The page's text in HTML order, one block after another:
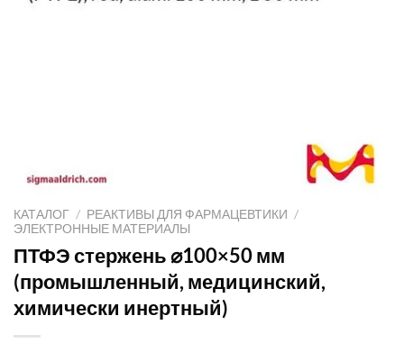
КАТАЛОГ / РЕАКТИВЫ ДЛЯ ФАРМАЦЕВТИКИ /
ЭЛЕКТРОННЫЕ МАТЕРИАЛЫ
ПТФЭ стержень ⌀100×50 мм
(промышленный, медицинский,
химически инертный)